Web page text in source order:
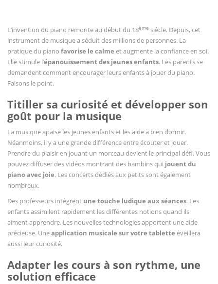
L’invention du piano remonte au début du 18ème siècle. Depuis, cet
instrument de musique a séduit des millions de personnes. La
pratique du piano favorise le calme et augmente la confiance en soi.
Elle stimule l’épanouissement des jeunes enfants. Les parents se
demandent comment encourager leurs enfants à jouer du piano.
Faisons le point.
Titiller sa curiosité et développer son
goût pour la musique
La musique apaise les jeunes enfants et les aide à bien dormir.
Néanmoins, il y a une grande différence entre écouter et jouer.
Prendre du plaisir en jouant un morceau devient le principal défi. Vous
pouvez diffuser des vidéos montrant des bambins qui jouent du
piano avec joie. Les concerts dédiés aux petits sont également
nombreux.
Des professeurs intègrent une touche ludique aux séances. Les
enfants assimilent rapidement les différentes notions quand ils
aiment apprendre. Les nouvelles technologies apportent une aide
précieuse. Uneapplication musicale sur votre tablette éveillera
aussi leur curiosité.
Adapter les cours à son rythme, une
solution efficace